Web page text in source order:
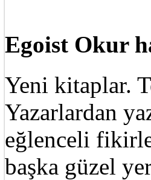
Egoist Okur
Yeni kitaplar.
Yazarlardan
eğlenceli
başka güzel